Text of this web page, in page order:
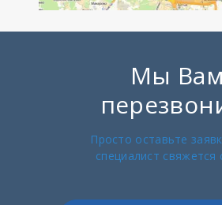
Мы Вам
Просто оставьте
специалист свяжется